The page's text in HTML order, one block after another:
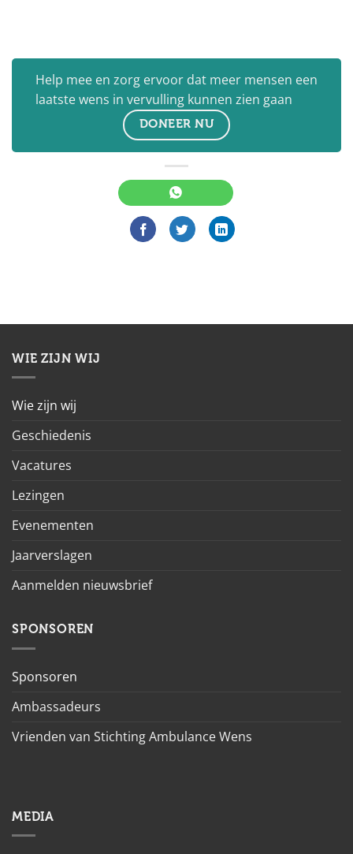
Help mee en zorg ervoor dat meer mensen een
laatste wens in vervulling kunnen zien gaan
DONEER NU
WIE ZIJN WIJ
Wie zijn wij
Geschiedenis
Vacatures
Lezingen
Evenementen
Jaarverslagen
Aanmelden nieuwsbrief
SPONSOREN
Sponsoren
Ambassadeurs
Vrienden van Stichting Ambulance Wens
MEDIA